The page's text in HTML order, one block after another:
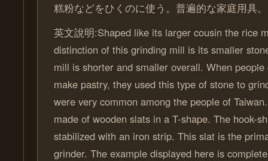
糕粉などをひくのに使う。普遍的な家庭用具。
英文說明:Shaped like its larger cousin the rice
distinction of this grinding mill is its smaller
mill is shorter and smaller overall. When
make pastry, they used this type of stone to
were very common among the people of
made of wooden slats in a T-shape. The hook-
stabilized with an iron strip. This slat is the
grinder. The example displayed here is